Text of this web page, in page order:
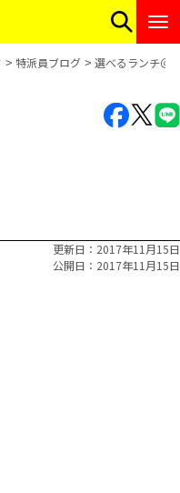
特派員ブログ 選べるランチ＠
更新日
2017年11月15日
公開日
2017年11月15日